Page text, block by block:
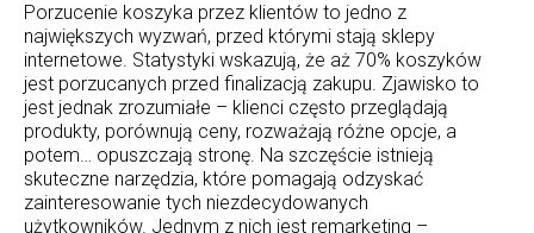
Porzucenie koszyka przez klientów to jedno z
największych wyzwań, przed którymi stają sklepy
internetowe. Statystyki wskazują, że aż 70% koszyków
jest porzucanych przed finalizacją zakupu. Zjawisko to
jest jednak zrozumiałe – klienci często przeglądają
produkty, porównują ceny, rozważają różne opcje, a
potem… opuszczają stronę. Na szczęście istnieją
skuteczne narzędzia, które pomagają odzyskać
zainteresowanie tych niezdecydowanych
użytkowników. Jednym z nich jest remarketing –